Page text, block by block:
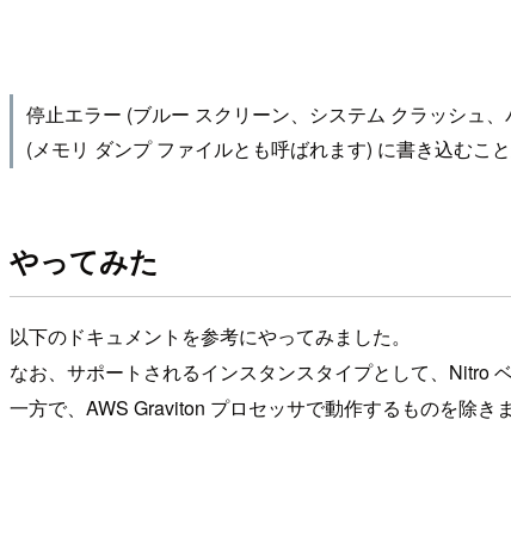
停止エラー (ブルー スクリーン、システム クラッシュ
(メモリ ダンプ ファイルとも呼ばれます) に書き込むこ
やってみた
以下のドキュメントを参考にやってみました。
なお、サポートされるインスタンスタイプとして、Nitro
一方で、AWS Graviton プロセッサで動作するものを除